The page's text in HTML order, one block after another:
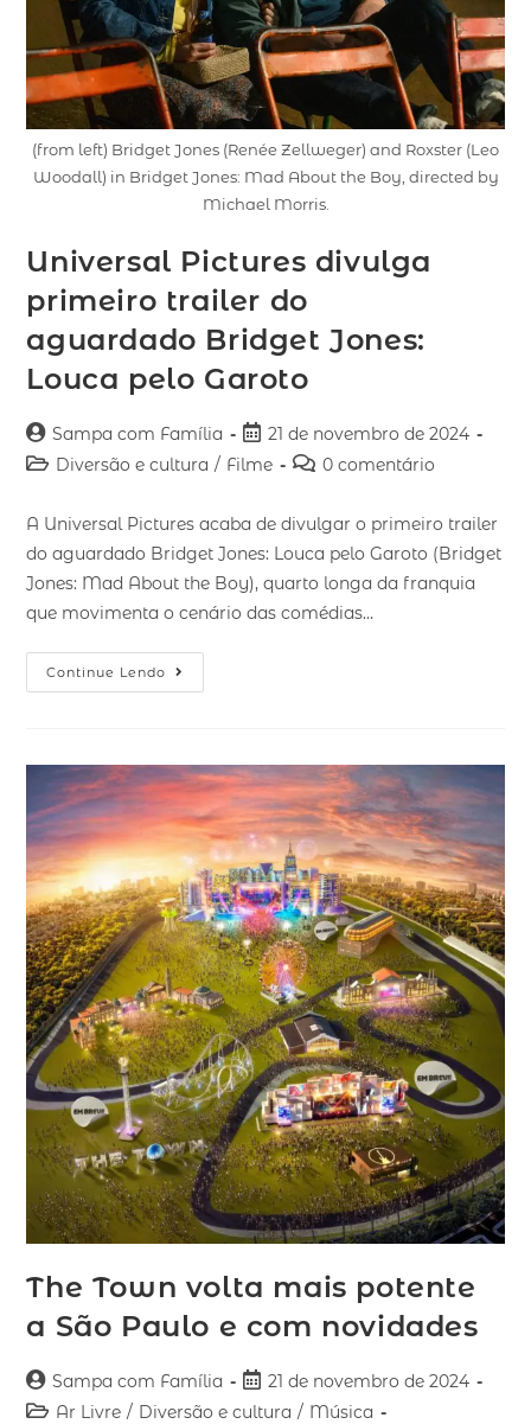
(from left) Bridget Jones (Renée Zellweger) and Roxster (Leo
Woodall) in Bridget Jones: Mad About the Boy, directed by
Michael Morris.
Universal Pictures divulga
primeiro trailer do
aguardado Bridget Jones:
Louca pelo Garoto
Sampa com Família
21 de novembro de 2024
Diversão e cultura / Filme 0 comentário
A Universal Pictures acaba de divulgar o primeiro trailer
do aguardado Bridget Jones: Louca pelo Garoto (Bridget
Jones: Mad About the Boy), quarto longa da franquia
que movimenta o cenário das comédias…
Continue Lendo
The Town volta mais potente
a São Paulo e com novidades
Sampa com Família
21 de novembro de 2024
Ar Livre / Diversão e cultura / Música